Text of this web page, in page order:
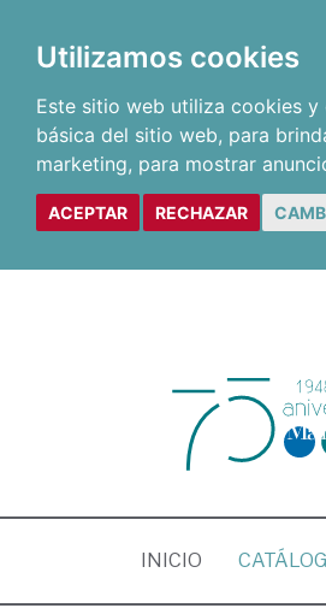
Utilizamos cookies
Este sitio web utiliza cookies y
básica del sitio web, para
marketing, para mostrar
ACEPTAR RECHAZAR
INICIO (CURRENT)